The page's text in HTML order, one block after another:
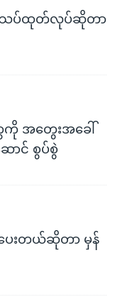
သပ်ထုတ်လုပ်ဆိုတာ
အတွေးအခေါ်
ာင် စွပ်စွဲ
ပေးတယ်ဆိုတာ မှန်